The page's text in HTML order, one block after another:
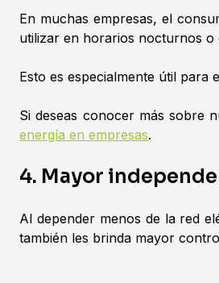
En muchas empresas, el
utilizar en horarios nocturnos o
Esto es especialmente útil
Si deseas conocer más sobre
energía en empresas.
4. Mayor
Al depender menos de la red
también les brinda mayor